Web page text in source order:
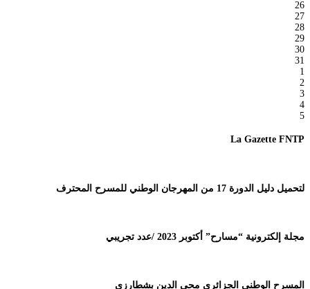
26
27
28
29
30
31
1
2
3
4
5
La Gazette FNTP
لتحميل دليل الدورة 17 من المهرجان الوطني للمسرح المحترف
مجلة إلكترونية “مسارح” أكتوبر 2023 /عدد تجريبي
المسرح الوطني الجزائري محي الدين بشطارزي